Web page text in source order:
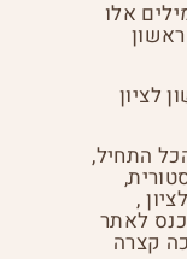
מילים אלו
לציון
התחיל,
,
לאתר
קצרה